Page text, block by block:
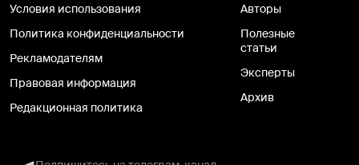
Условия использования
Политика конфиденциальности
Рекламодателям
Правовая информация
Редакционная политика
Авторы
Полезные
статьи
Эксперты
Архив